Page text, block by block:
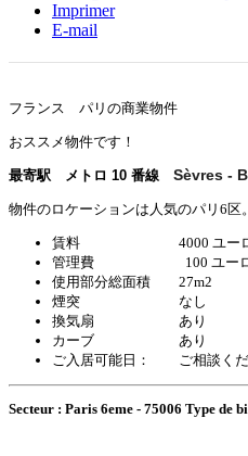
Imprimer
E-mail
フランス パリの商業物件
おススメ物件です！
最寄駅 メトロ 10 番線 Sèvres -
物件のロケーションは人気のパリ6区。
賃料 4000 ユーロ/
管理費 100 ユーロ
使用部分総面積 27m2
煙突 なし
換気扇 あり
カーブ あり
ご入居可能日： ご相談くだ
Secteur : Paris 6eme - 75006 Type de